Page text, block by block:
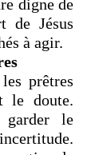
digne de
de Jésus
à agir.
prêtres
le doute.
le